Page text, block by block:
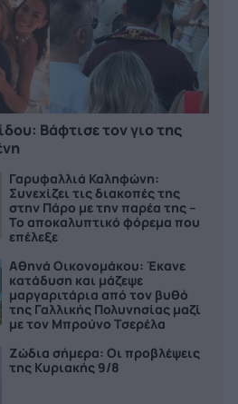
Bάφτισε τον γιο της
Γαρυφαλλιά Καληφώνη:
Συνεχίζει τις διακοπές της
στην Πάρο με την παρέα της –
Το αποκαλυπτικό φόρεμα που
επέλεξε
Αθηνά Οικονομάκου: Έκανε
κατάδυση και μάζεψε
μαργαριτάρια από τον βυθό
της Γαλλικής Πολυνησίας μαζί
με τον Μπρούνο Τσερέλα
Ζώδια σήμερα: Οι προβλέψεις
της Κυριακής 9/8